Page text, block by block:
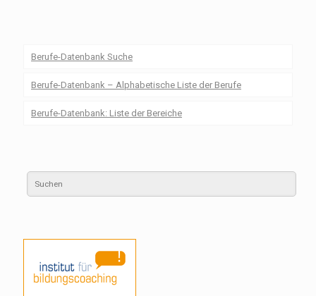
Berufe-Datenbank Suche
Berufe-Datenbank – Alphabetische Liste der Berufe
Berufe-Datenbank: Liste der Bereiche